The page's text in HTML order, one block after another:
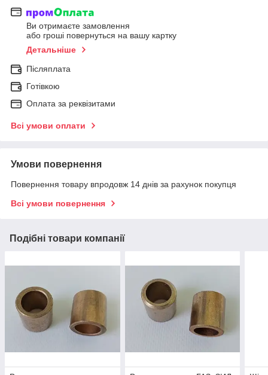
Ви отримаєте замовлення
або гроші повернуться на вашу картку
Детальніше
Післяплата
Готівкою
Оплата за реквізитами
Всі умови оплати
Умови повернення
Повернення товару впродовж 14 днів за рахунок покупця
Всі умови повернення
Подібні товари компанії